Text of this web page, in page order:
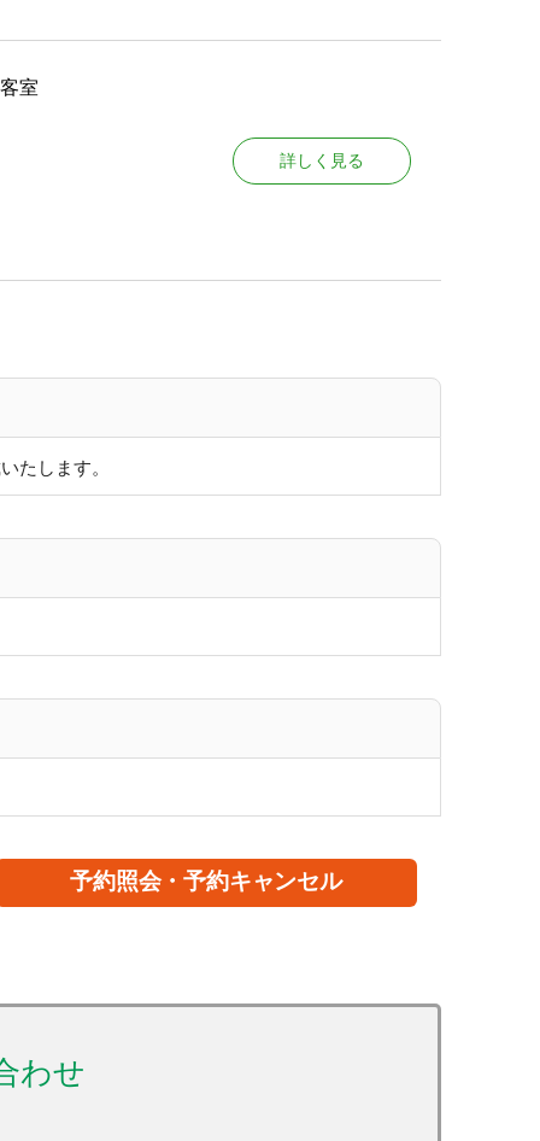
室
詳しく見る
たします。
予約照会・予約キャンセル